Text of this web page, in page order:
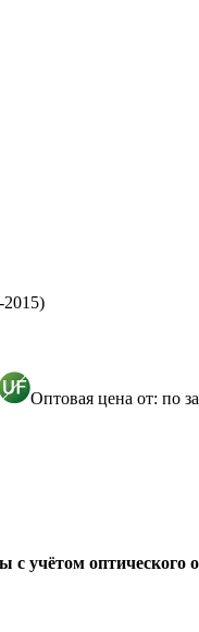
Оптовая цена от: по
учётом оптического